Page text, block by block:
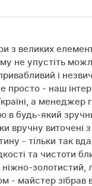
з великих
не упустіть
і
просто - наш
а менеджер
в будь-який
вручну виточені
- тільки так
та чистоти
золотистий,
- майстер зібрав